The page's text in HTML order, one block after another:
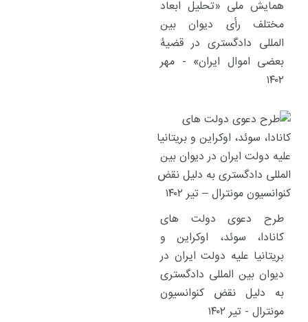
همایش ملی «تحلیل ابعاد
مختلف رأی دیوان بین
المللی دادگستری در قضیۀ
بعضی اموال ایران» - مهر
۱۴۰۲
طرح دعوی دولت های
کانادا، سوئد، اوکراین و
بریتانیا علیه دولت ایران در
دیوان بین المللی دادگستری
به دلیل نقض کنوانسیون
مونترال - تیر ۱۴۰۲